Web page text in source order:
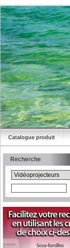
Catalogue produit
Recherche